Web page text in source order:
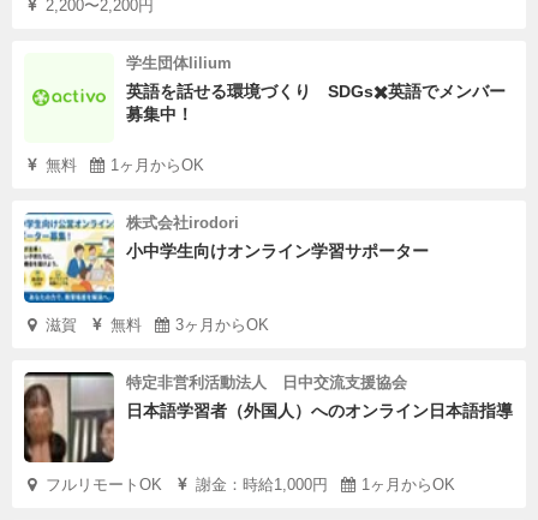
2,200〜2,200円
学生団体lilium
英語を話せる環境づくり SDGs✖️英語でメンバー
募集中！
無料 1ヶ月からOK
株式会社irodori
小中学生向けオンライン学習サポーター
滋賀 無料 3ヶ月からOK
特定非営利活動法人 日中交流支援協会
日本語学習者（外国人）へのオンライン日本語指導
フルリモートOK 謝金：時給1,000円 1ヶ月からOK